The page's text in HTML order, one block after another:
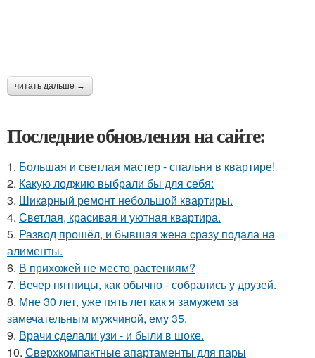
читать дальше →
Последние обновления на сайте:
1. Большая и светлая мастер - спальня в квартире!
2. Какую лоджию выбрали бы для себя:
3. Шикарный ремонт небольшой квартиры.
4. Светлая, красивая и уютная квартира.
5. Развод прошёл, и бывшая жена сразу подала на
алименты.
6. В прихожей не место растениям?
7. Вечер пятницы, как обычно - собрались у друзей.
8. Мне 30 лет, уже пять лет как я замужем за
замечательным мужчиной, ему 35.
9. Врачи сделали узи - и были в шоке.
10. Сверхкомпактные апартаменты для пары